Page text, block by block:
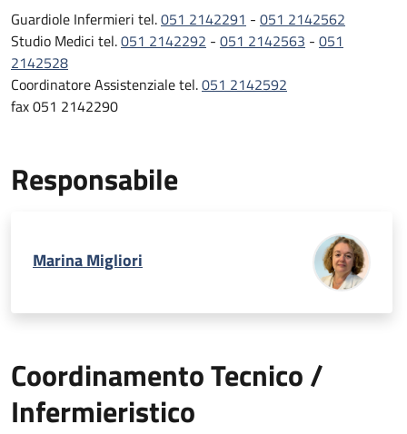
Guardiole Infermieri tel.051 2142291 - 051 2142562
Studio Medici tel.051 2142292 - 051 2142563 - 051
2142528
Coordinatore Assistenziale tel.051 2142592
fax 051 2142290
Responsabile
Marina Migliori
Coordinamento Tecnico /
Infermieristico